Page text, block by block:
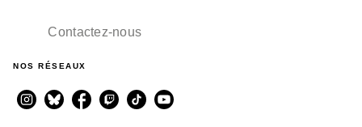
Contactez-nous
NOS RÉSEAUX